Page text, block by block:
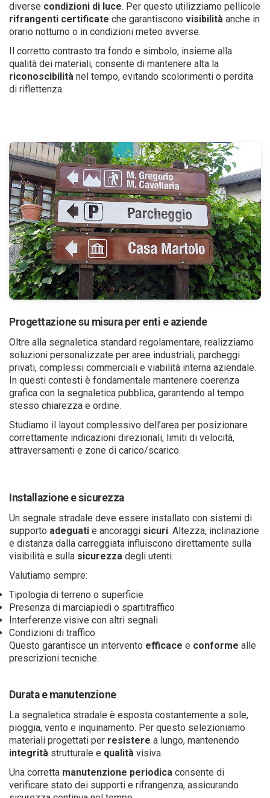
diverse condizioni di luce. Per questo utilizziamo pellicole
rifrangenti certificate che garantiscono visibilità anche in
orario notturno o in condizioni meteo avverse.
Il corretto contrasto tra fondo e simbolo, insieme alla
qualità dei materiali, consente di mantenere alta la
riconoscibilità nel tempo, evitando scolorimenti o perdita
di riflettenza.
Progettazione su misura per enti e aziende
Oltre alla segnaletica standard regolamentare, realizziamo
soluzioni personalizzate per aree industriali, parcheggi
privati, complessi commerciali e viabilità interna aziendale.
In questi contesti è fondamentale mantenere coerenza
grafica con la segnaletica pubblica, garantendo al tempo
stesso chiarezza e ordine.
Studiamo il layout complessivo dell’area per posizionare
correttamente indicazioni direzionali, limiti di velocità,
attraversamenti e zone di carico/scarico.
Installazione e sicurezza
Un segnale stradale deve essere installato con sistemi di
supporto adeguati e ancoraggi sicuri. Altezza, inclinazione
e distanza dalla carreggiata influiscono direttamente sulla
visibilità e sulla sicurezza degli utenti.
Valutiamo sempre:
Tipologia di terreno o superficie
Presenza di marciapiedi o spartitraffico
Interferenze visive con altri segnali
Condizioni di traffico
Questo garantisce un intervento efficace e conforme alle
prescrizioni tecniche.
Durata e manutenzione
La segnaletica stradale è esposta costantemente a sole,
pioggia, vento e inquinamento. Per questo selezioniamo
materiali progettati per resistere a lungo, mantenendo
integrità strutturale e qualità visiva.
Una corretta manutenzione periodica consente di
verificare stato dei supporti e rifrangenza, assicurando